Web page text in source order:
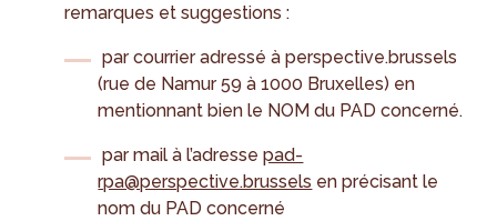
remarques et suggestions :
par courrier adressé à perspective.brussels
(rue de Namur 59 à 1000 Bruxelles) en
mentionnant bien le NOM du PAD concerné.
par mail à l’adressepad-
rpa@perspective.brussels en précisant le
nom du PAD concerné